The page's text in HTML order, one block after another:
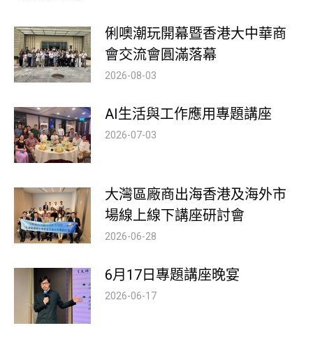
俐噢潮玩開幕暨香港大中華商
會交流會圓滿落幕
2026-08-03
AI生活與工作應用專題講座
2026-07-03
大灣區廠商出海香港及海外市
場線上線下講座研討會
2026-06-28
6月17日專題講座晚宴
2026-06-17